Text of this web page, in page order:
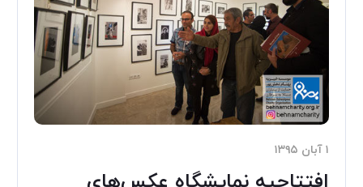
۱ آبان ۱۳۹۵